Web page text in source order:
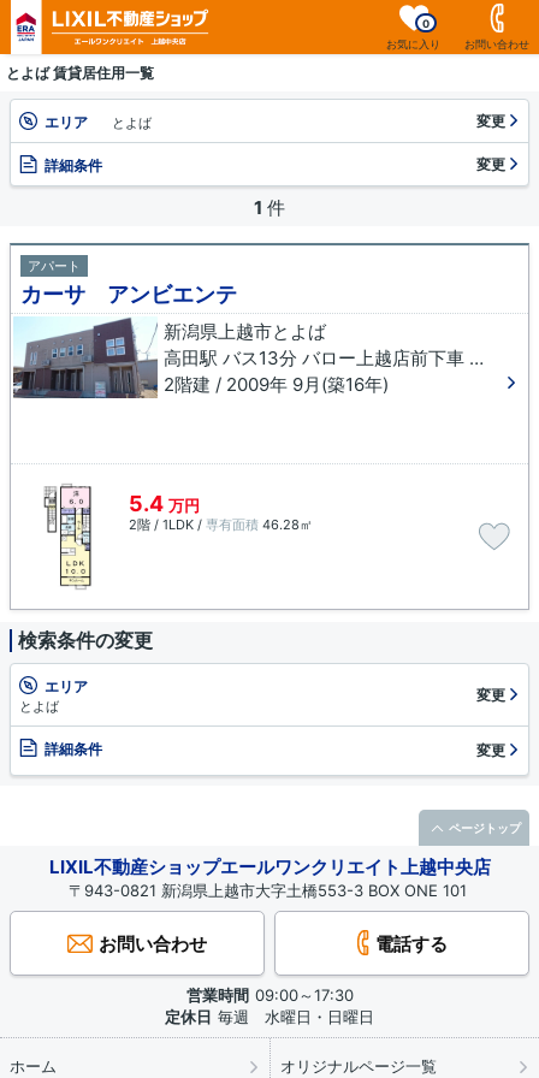
お気に入り
0
お問い合わせ
とよば 賃貸居住用一覧
エリア とよば 変更
詳細条件 変更
1 件
アパート
カーサ アンビエンテ
新潟県上越市とよば
高田駅 バス13分 バロー上越店前下車 徒歩3分
2階建 / 2009年 9月(築16年)
5.4 万円
2階 / 1LDK / 専有面積 46.28㎡
検索条件の変更
エリア
とよば
変更
詳細条件 変更
LIXIL不動産ショップエールワンクリエイト上越中央店
〒943-0821 新潟県上越市大字土橋553-3 BOX ONE 101
お問い合わせ 電話する
営業時間 09:00～17:30
定休日 毎週 水曜日・日曜日
ホーム オリジナルページ一覧
ページトップ